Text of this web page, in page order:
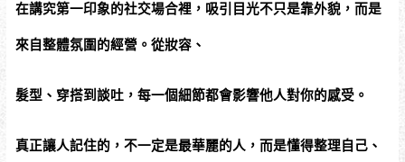
在講究第一印象的社交場合裡，吸引目光不只是靠外貌，而是
來自整體氛圍的經營。從妝容、
髮型、穿搭到談吐，每一個細節都會影響他人對你的感受。
真正讓人記住的，不一定是最華麗的人，而是懂得整理自己、